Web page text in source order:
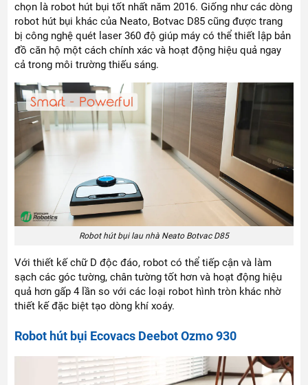
chọn là robot hút bụi tốt nhất năm 2016. Giống như các dòng
robot hút bụi khác của Neato, Botvac D85 cũng được trang
bị công nghệ quét laser 360 độ giúp máy có thể thiết lập bản
đồ căn hộ một cách chính xác và hoạt động hiệu quả ngay
cả trong môi trường thiếu sáng.
Robot hút bụi lau nhà Neato Botvac D85
Với thiết kế chữ D độc đáo, robot có thể tiếp cận và làm
sạch các góc tường, chân tường tốt hơn và hoạt động hiệu
quả hơn gấp 4 lần so với các loại robot hình tròn khác nhờ
thiết kế đặc biệt tạo dòng khí xoáy.
Robot hút bụi Ecovacs Deebot Ozmo 930